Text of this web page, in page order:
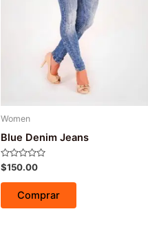
Women
Blue Denim Jeans
Avaliação
0
de
$150.00
Comprar